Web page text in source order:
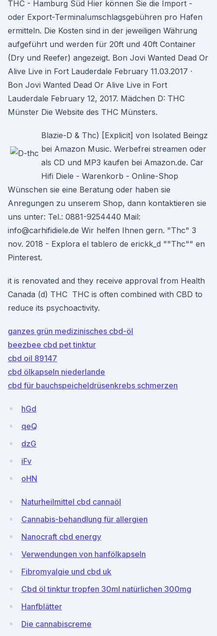
THC - Hamburg Süd Hier können Sie die Import -
oder Export-Terminalumschlagsgebühren pro Hafen
ermitteln. Die Kosten sind in der jeweiligen Währung
aufgeführt und werden für 20ft und 40ft Container
(Dry und Reefer) angezeigt. Bon Jovi Wanted Dead Or
Alive Live in Fort Lauderdale February 11.03.2017 ·
Bon Jovi Wanted Dead Or Alive Live in Fort
Lauderdale February 12, 2017. Mädchen D: THC
Münster Die Website des THC Münsters.
Blazie-D & Thc) [Explicit] von Isolated Beingz
bei Amazon Music. Werbefrei streamen oder
als CD und MP3 kaufen bei Amazon.de. Car
Hifi Diele - Warenkorb - Online-Shop
Wünschen sie eine Beratung oder haben sie
Anregungen zu unserem Shop, dann kontaktieren sie
uns unter: Tel.: 0881-9254440 Mail:
info@carhifidiele.de Wir helfen Ihnen gern. "Thc" 3
nov. 2018 - Explora el tablero de erickk_d ""Thc"" en
Pinterest.
it is renovated and they receive approval from Health
Canada (d) THC THC is often combined with CBD to
reduce its psychoactivity.
ganzes grün medizinisches cbd-öl
beezbee cbd pet tinktur
cbd oil 89147
cbd ölkapseln niederlande
cbd für bauchspeicheldrüsenkrebs schmerzen
hGd
qeQ
dzG
iFv
oHN
Naturheilmittel cbd cannaöl
Cannabis-behandlung für allergien
Nanocraft cbd energy
Verwendungen von hanfölkapseln
Fibromyalgie und cbd uk
Cbd öl tinktur tropfen 30ml natürlichen 300mg
Hanfblätter
Die cannabiscreme